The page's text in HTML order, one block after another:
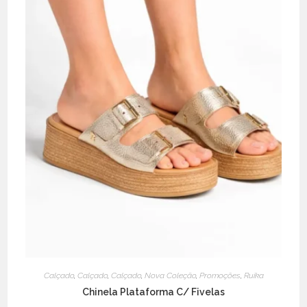
Calçado, Calçado, Calçado, Nova Coleção, Promoções Ruika
Chinela Plataforma C/ Fivelas